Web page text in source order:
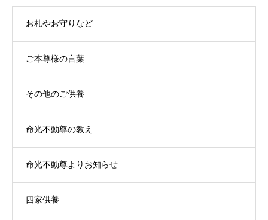
お札やお守りなど
ご本尊様の言葉
その他のご供養
命光不動尊の教え
命光不動尊よりお知らせ
四家供養